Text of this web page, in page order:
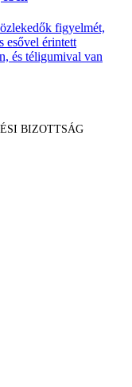
figyelmét,
esővel érintett
és téligumival van
BIZOTTSÁG